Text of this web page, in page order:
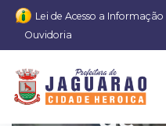
Lei de Acesso a Informação
Ouvidoria
de